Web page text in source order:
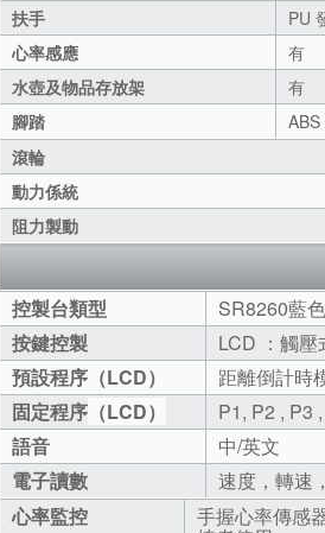
扶手
PU
心率感應
有
水壺及物品存放架
有
腳踏
滾輪
動力係統
阻力製動
控製台類型
SR8260藍
按鍵控製
LCD ：觸壓
預設程序（LCD）
距離倒計時
固定程序 （LCD）
P1, P2 , P3
語音
中/英文
電子讀數
速度，轉速
心率監控
手握心率傳感